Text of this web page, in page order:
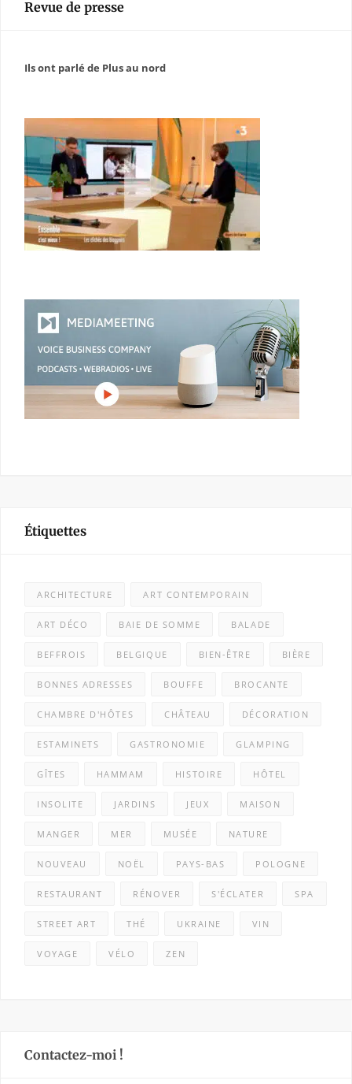
Revue de presse
Ils ont parlé de Plus au nord
Étiquettes
ARCHITECTURE ART CONTEMPORAIN
ART DÉCO BAIE DE SOMME BALADE
BEFFROIS BELGIQUE BIEN-ÊTRE BIÈRE
BONNES ADRESSES BOUFFE BROCANTE
CHAMBRE D'HÔTES CHÂTEAU DÉCORATION
ESTAMINETS GASTRONOMIE GLAMPING
GÎTES HAMMAM HISTOIRE HÔTEL
INSOLITE JARDINS JEUX MAISON
MANGER MER MUSÉE NATURE
NOUVEAU NOËL PAYS-BAS POLOGNE
RESTAURANT RÉNOVER S'ÉCLATER SPA
STREET ART THÉ UKRAINE VIN
VOYAGE VÉLO ZEN
Contactez-moi !